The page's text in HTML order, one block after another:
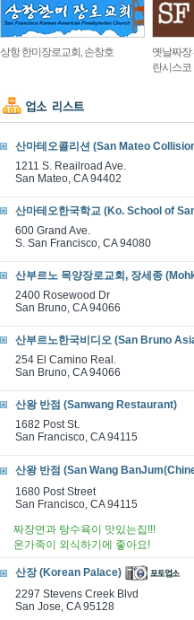
상항 한미장로교회, 손창호
옛날짜장
란시스코
산마테오콜리션 (San Mateo
1211 S. Reailroad Ave.
San Mateo, CA 94402
산마테오한국학교 (Ko. School of
600 Grand Ave.
S. San Francisco, CA 94080
산부르노 목양장로교회, 장세종
2400 Rosewood Dr
San Bruno, CA 94066
산부르노한국비디오 (San Bruno
254 El Camino Real.
San Bruno, CA 94066
산왕 반점 (Sanwang Restaurant)
1682 Post St.
San Francisco, CA 94115
산왕 반점 (San Wang
1680 Post Street
San Francisco, CA 94115
짜장면과 탕수육이 맛있는집!!!
온가족이 외식하기에 좋아요!
산장 (Korean Palace)
2297 Stevens Creek Blvd
San Jose, CA 95128